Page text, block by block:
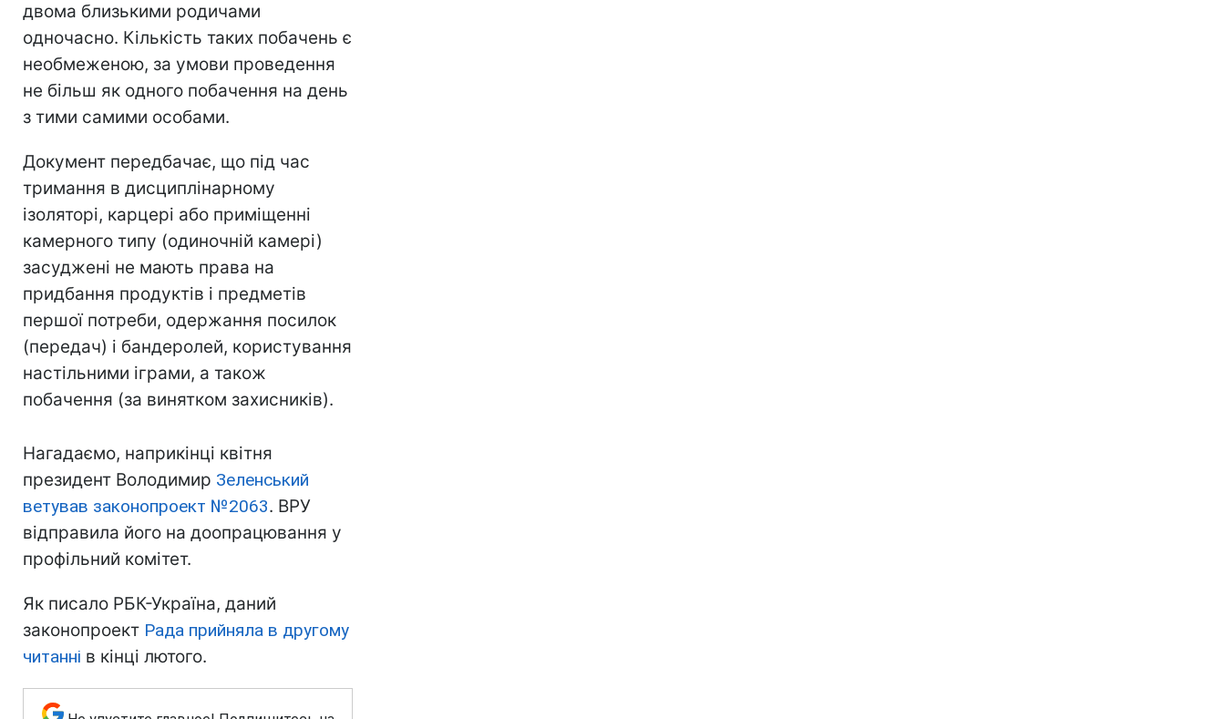
двома близькими родичами
одночасно. Кількість таких побачень є
необмеженою, за умови проведення
не більш як одного побачення на день
з тими самими особами.
Документ передбачає, що під час
тримання в дисциплінарному
ізоляторі, карцері або приміщенні
камерного типу (одиночній камері)
засуджені не мають права на
придбання продуктів і предметів
першої потреби, одержання посилок
(передач) і бандеролей, користування
настільними іграми, а також
побачення (за винятком захисників).
Нагадаємо, наприкінці квітня
президент Володимир Зеленський
ветував законопроект №2063. ВРУ
відправила його на доопрацювання у
профільний комітет.
Як писало РБК-Україна, даний
законопроект Рада прийняла в другому
читанні в кінці лютого.